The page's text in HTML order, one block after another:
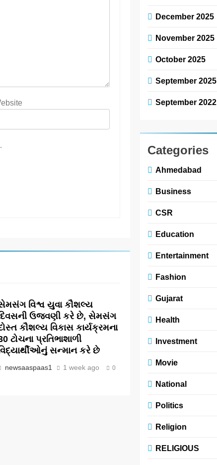
વિશ્વ યુવા કૌશલ્ય
ઉજવણી કરે છે, સેમસંગ
કૌશલ્ય વિકાસ કાર્યક્રમના
ટોચના પ્રતિભાશાળી
સન્માન કરે છે
newsaaspaas1 1 week ago 0
December 2025
November 2025
October 2025
September 2025
September 2022
Categories
Ahmedabad
Business
CSR
Education
Entertainment
Fashion
Gujarat
Health
Investment
Movie
National
Politics
Religion
RELIGIOUS